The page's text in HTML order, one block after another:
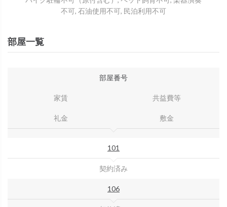
不可, 石油使用不可, 民泊利用不可
部屋一覧
部屋番号
家賃 共益費等
礼金 敷金
101
契約済み
106